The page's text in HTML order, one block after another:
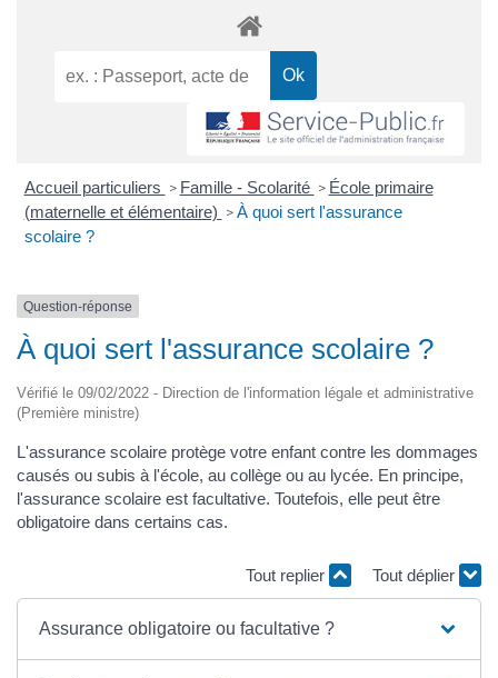
Accueil particuliers > Famille - Scolarité > École primaire
(maternelle et élémentaire) > À quoi sert l'assurance
scolaire ?
Question-réponse
À quoi sert l'assurance scolaire ?
Vérifié le 09/02/2022 - Direction de l'information légale et administrative
(Première ministre)
L'assurance scolaire protège votre enfant contre les dommages
causés ou subis à l'école, au collège ou au lycée. En principe,
l'assurance scolaire est facultative. Toutefois, elle peut être
obligatoire dans certains cas.
Tout replier Tout déplier
Assurance obligatoire ou facultative ?